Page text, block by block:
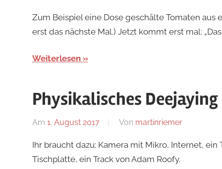
Zum Beispiel eine Dose geschälte Tomaten
erst das nächste Mal.) Jetzt kommt erst mal:
Weiterlesen
Physikalisches Deejaying
Am 1. August 2017 Von martinriemerIn
Ihr braucht dazu: Kamera mit Mikro, Internet,
Tischplatte, ein Track von Adam Roofy.